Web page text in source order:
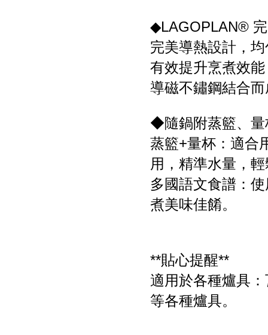
◆LAGOPLAN®
完美導熱設計，
有效提升烹煮效
導磁不鏽鋼結合
◆隨鍋附蒸籃、量
蒸籃+量杯：適合
用，精準水量，
多國語文食譜：
煮美味佳餚。
**貼心提醒**
適用於各種爐具
等各種爐具。